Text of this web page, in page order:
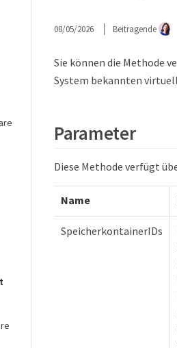
08/05/2026 Beitragende
Sie können die Methode
System bekannten
Parameter
Diese Methode verfügt
Name
SpeicherkontainerIDs